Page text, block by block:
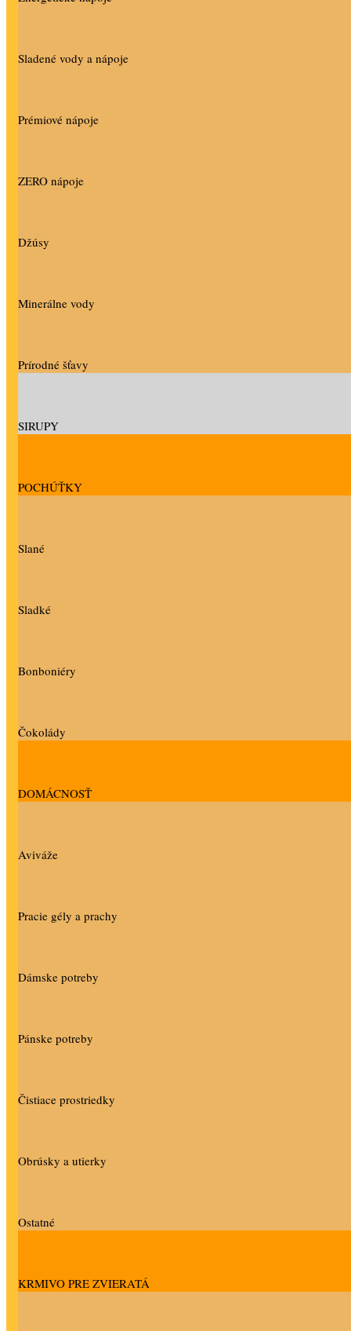
Sladené vody a nápoje
Prémiové nápoje
ZERO nápoje
Džúsy
Minerálne vody
Prírodné šťavy
SIRUPY
POCHÚŤKY
Slané
Sladké
Bonboniéry
Čokolády
DOMÁCNOSŤ
Aviváže
Pracie gély a prachy
Dámske potreby
Pánske potreby
Čistiace prostriedky
Obrúsky a utierky
Ostatné
KRMIVO PRE ZVIERATÁ